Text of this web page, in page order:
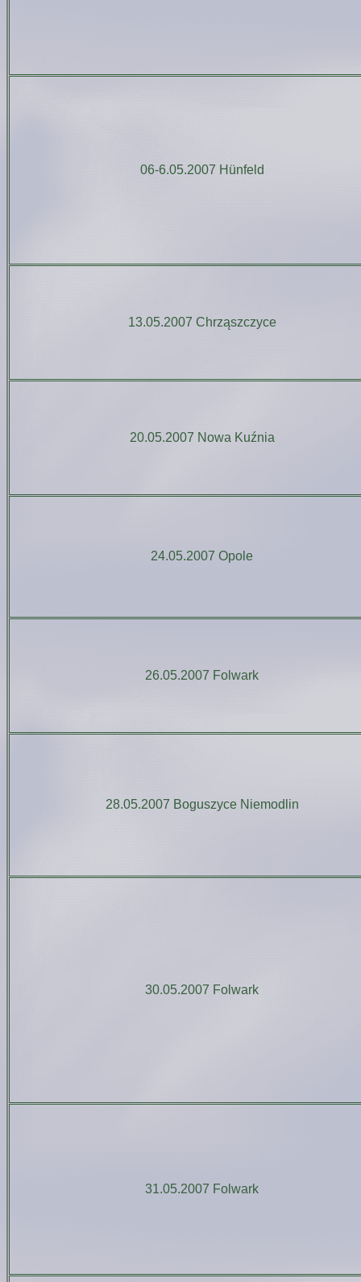
06-6.05.2007 Hünfeld
13.05.2007 Chrząszczyce
20.05.2007 Nowa Kuźnia
24.05.2007 Opole
26.05.2007 Folwark
28.05.2007 Boguszyce Niemodlin
30.05.2007 Folwark
31.05.2007 Folwark